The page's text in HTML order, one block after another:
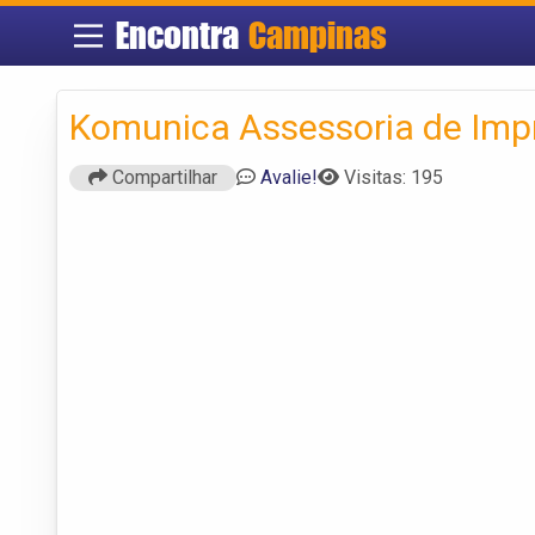
EncontraCampinas
Komunica Assessoria de
Compartilhar Avalie! Visitas: 195